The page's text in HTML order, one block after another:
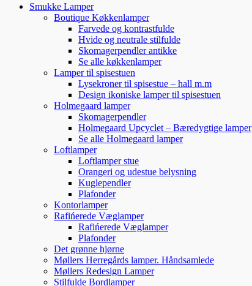
Smukke Lamper
Boutique Køkkenlamper
Farvede og kontrastfulde
Hvide og neutrale stilfulde
Skomagerpendler antikke
Se alle køkkenlamper
Lamper til spisestuen
Lysekroner til spisestue – hall m.m
Design ikoniske lamper til spisestuen
Holmegaard lamper
Skomagerpendler
Holmegaard Upcyclet – Bæredygtige lamper
Se alle Holmegaard lamper
Loftlamper
Loftlamper stue
Orangeri og udestue belysning
Kuglependler
Plafonder
Kontorlamper
Rafińerede Væglamper
Rafińerede Væglamper
Plafonder
Det grønne hjørne
Møllers Herregårds lamper. Håndsamlede
Møllers Redesign Lamper
Stilfulde Bordlamper